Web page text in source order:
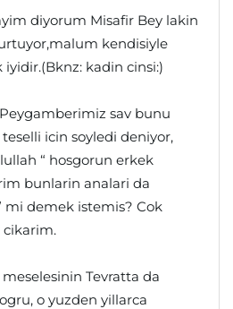
diyorum Misafir Bey lakin
kendisiyle
iyidir.(Bknz: kadin cinsi:)
sav bunu
icin soyledi deniyor,
“ hosgorun erkek
bunlarin analari da
mi demek istemis? Cok
Tevratta da
o yuzden yillarca